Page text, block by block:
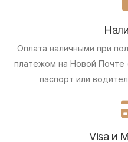
Оплата наличными при
платежом на Новой
паспорт или
Visa и